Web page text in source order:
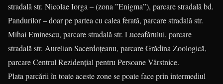
stradală str. Nicolae Iorga – (zona ”Enigma”), parcare stradală bd.
Pandurilor – doar pe partea cu calea ferată, parcare stradală str.
Mihai Eminescu, parcare stradală str. Luceafărului, parcare
stradală str. Aurelian Sacerdoţeanu, parcare Grădina Zoologică,
parcare Centrul Rezidenţial pentru Persoane Vârstnice.
Plata parcării în toate aceste zone se poate face prin intermediul